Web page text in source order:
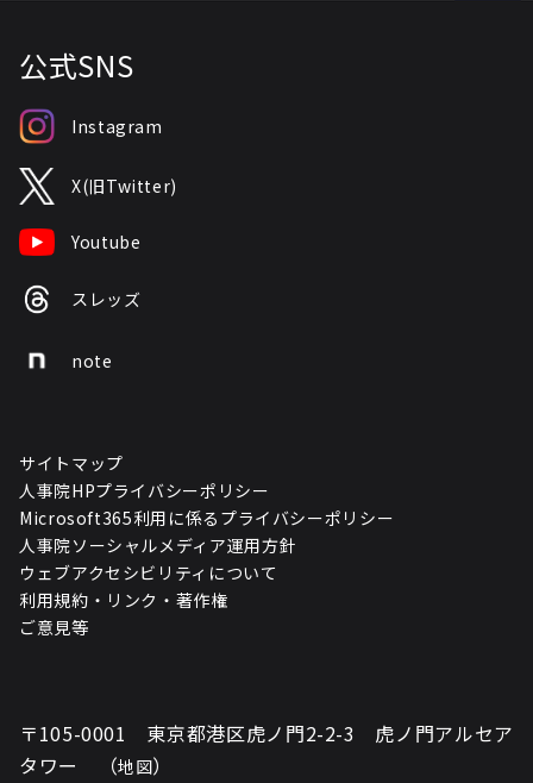
公式SNS
Instagram
X(旧Twitter)
Youtube
スレッズ
note
サイトマップ
人事院HPプライバシーポリシー
Microsoft365利用に係るプライバシーポリシー
人事院ソーシャルメディア運用方針
ウェブアクセシビリティについて
利用規約・リンク・著作権
ご意見等
〒105-0001 東京都港区虎ノ門2-2-3 虎ノ門アルセア
タワー （地図）